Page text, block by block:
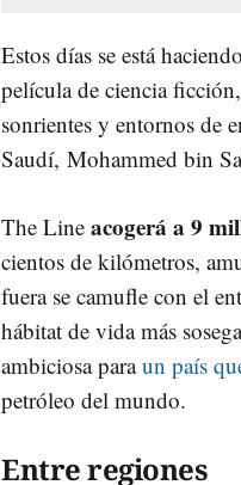
Estos días se está
película de ciencia ficción,
sonrientes y entornos de
Saudí, Mohammed bin
The Line acogerá a 9
cientos de kilómetros,
fuera se camufle con el
hábitat de vida más
ambiciosa paraun país
petróleo del mundo.
Entre regiones